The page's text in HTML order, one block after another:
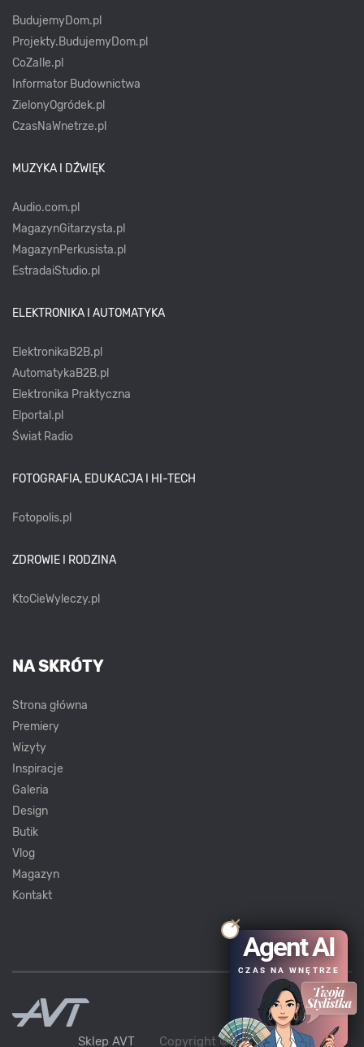
BudujemyDom.pl
Projekty.BudujemyDom.pl
CoZaIle.pl
Informator Budownictwa
ZielonyOgródek.pl
CzasNaWnetrze.pl
MUZYKA I DŹWIĘK
Audio.com.pl
MagazynGitarzysta.pl
MagazynPerkusista.pl
EstradaiStudio.pl
ELEKTRONIKA I AUTOMATYKA
ElektronikaB2B.pl
AutomatykaB2B.pl
Elektronika Praktyczna
Elportal.pl
Świat Radio
FOTOGRAFIA, EDUKACJA I HI-TECH
Fotopolis.pl
ZDROWIE I RODZINA
KtoCieWyleczy.pl
NA SKRÓTY
Strona główna
Premiery
Wizyty
Inspiracje
Galeria
Design
Butik
Vlog
Magazyn
Kontakt
Sklep AVT Copyright ©AVT2021
Agent AI
CZAS NA WNĘTRZE